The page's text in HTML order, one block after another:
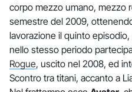
corpo mezzo umano, mezzo
semestre del 2009,
lavorazione il quinto
nello stesso periodo
Rogue, uscito nel 2008, ed
Scontro tra titani, accanto a